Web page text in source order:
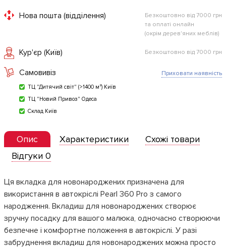
Нова пошта (відділення)
Безкоштовно від 7000 грн
та оплаті онлайн
(окрім дерев'яних меблів)
Кур'єр (Київ) Безкоштовно від 7000 грн
Самовивіз
ТЦ "Дитячий світ" (>1400 м²) Київ
ТЦ "Новий Привоз" Одеса
Склад Київ
Приховати наявність
Опис Характеристики
Схожі товари
Відгуки 0
Ця вкладка для новонароджених призначена для
використання в автокріслі Pearl 360 Pro з самого
народження. Вкладиш для новонароджених створює
зручну посадку для вашого малюка, одночасно створюючи
безпечне і комфортне положення в автокріслі. У разі
забруднення вкладиш для новонароджених можна просто